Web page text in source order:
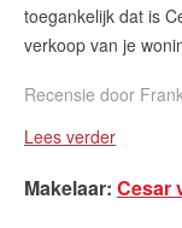
toegankelijk dat is
verkoop van je
Recensie door
Lees verder
Makelaar: Cesar